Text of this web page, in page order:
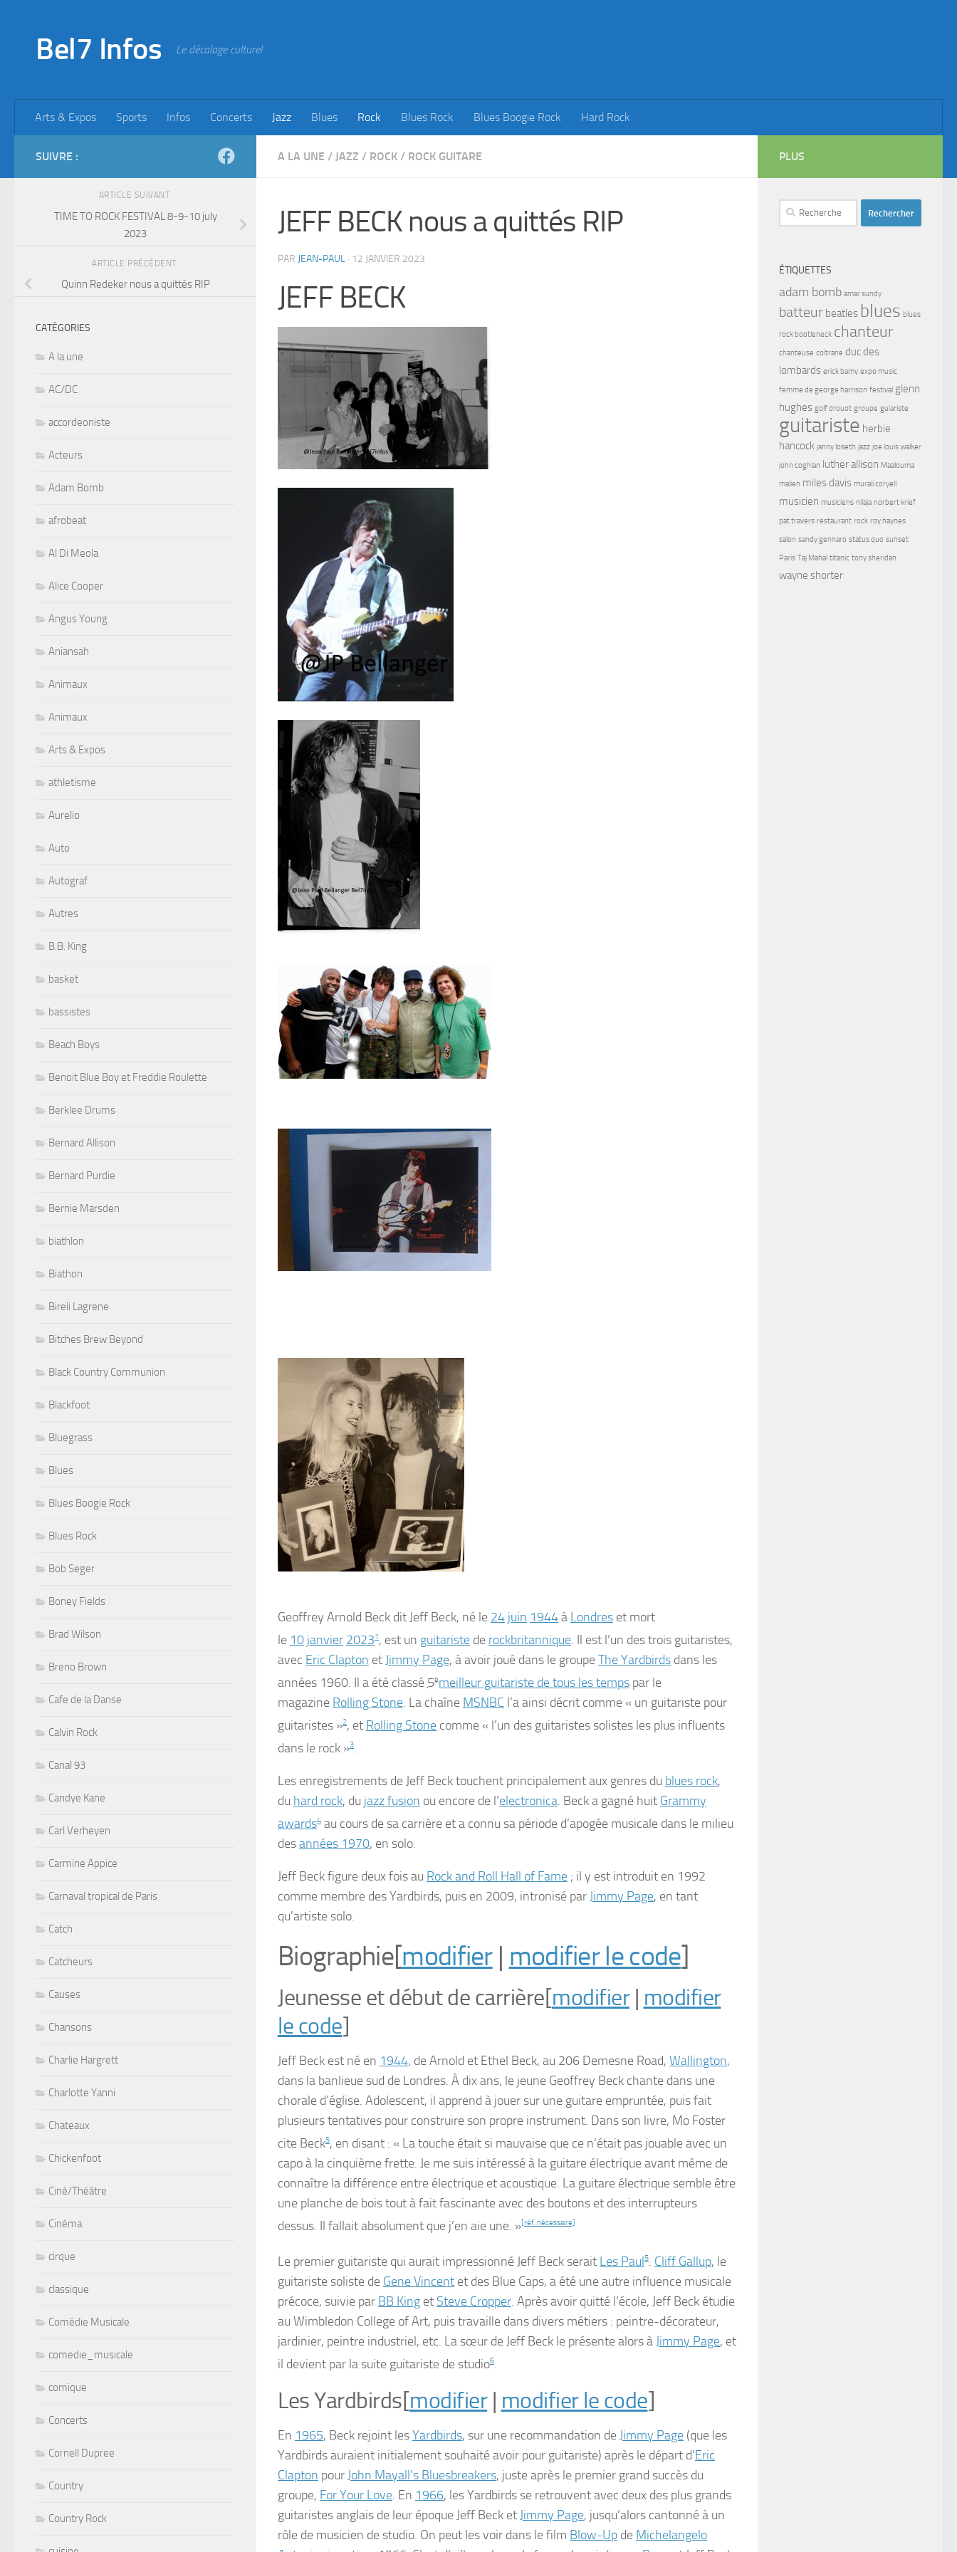
Bel7 Infos Le décalage culturel
Arts & Expos Sports Infos Concerts Jazz Blues Rock Blues Rock Blues Boogie Rock Hard Rock
A LA UNE / JAZZ / ROCK / ROCK GUITARE
JEFF BECK nous a quittés RIP
PAR JEAN-PAUL · 12 JANVIER 2023
JEFF BECK
Geoffrey Arnold Beck dit Jeff Beck, né le 24 juin 1944à Londres et mort
le 10 janvier 20231, est un guitariste de rockbritannique. Il est l’un des trois guitaristes,
avec Eric Clapton et Jimmy Page, à avoir joué dans le groupeThe Yardbirds dans les
années 1960. Il a été classé 5emeilleur guitariste de tous les temps par le
magazine Rolling Stone. La chaîne MSNBC l’a ainsi décrit comme« un guitariste pour
guitaristes »2, et Rolling Stone comme« l’un des guitaristes solistes les plus influents
dans le rock »3.
Les enregistrements de Jeff Beck touchent principalement aux genres du blues rock,
du hard rock, du jazz fusion ou encore de l’electronica. Beck a gagné huit Grammy
awards4 au cours de sa carrière et a connu sa période d’apogée musicale dans le milieu
desannées 1970, en solo.
Jeff Beck figure deux fois au Rock and Roll Hall of Fame ; il y est introduit en 1992
comme membre des Yardbirds, puis en 2009, intronisé par Jimmy Page, en tant
qu’artiste solo.
Biographie[modifier| modifier le code]
Jeunesse et début de carrière[modifier| modifier
le code]
Jeff Beck est né en 1944, de Arnold et Ethel Beck, au 206 Demesne Road, Wallington,
dans la banlieue sud de Londres. À dix ans, le jeune Geoffrey Beck chante dans une
chorale d’église. Adolescent, il apprend à jouer sur une guitare empruntée, puis fait
plusieurs tentatives pour construire son propre instrument. Dans son livre, Mo Foster
cite Beck5, en disant : « La touche était si mauvaise que ce n’était pas jouable avec un
capo à la cinquième frette. Je me suis intéressé à la guitare électrique avant même de
connaître la différence entre électrique et acoustique. La guitare électrique semble être
une planche de bois tout à fait fascinante avec des boutons et des interrupteurs
dessus. Il fallait absolument que j’en aie une. »[réf. nécessaire]
Le premier guitariste qui aurait impressionné Jeff Beck serait Les Paul5. Cliff Gallup, le
guitariste soliste de Gene Vincent et des Blue Caps, a été une autre influence musicale
précoce, suivie par BB King et Steve Cropper. Après avoir quitté l’école, Jeff Beck étudie
au Wimbledon College of Art, puis travaille dans divers métiers : peintre-décorateur,
jardinier, peintre industriel, etc. La sœur de Jeff Beck le présente alors à Jimmy Page, et
il devient par la suite guitariste de studio6.
Les Yardbirds[modifier| modifier le code]
En 1965, Beck rejoint lesYardbirds, sur une recommandation de Jimmy Page (que les
Yardbirds auraient initialement souhaité avoir pour guitariste) après le départ d’Eric
Clapton pour John Mayall’s Bluesbreakers, juste après le premier grand succès du
groupe, For Your Love. En 1966, les Yardbirds se retrouvent avec deux des plus grands
guitaristes anglais de leur époque Jeff Beck et Jimmy Page, jusqu’alors cantonné à un
rôle de musicien de studio. On peut les voir dans le film Blow-Up de Michelangelo
SUIVRE :
ARTICLE SUIVANT
TIME TO ROCK FESTIVAL 8-9-10 july
2023
ARTICLE PRÉCÉDENT
Quinn Redeker nous a quittés RIP
CATÉGORIES
A la une
AC/DC
accordeoniste
Acteurs
Adam Bomb
afrobeat
Al Di Meola
Alice Cooper
Angus Young
Aniansah
Animaux
Animaux
Arts & Expos
athletisme
Aurelio
Auto
Autograf
Autres
B.B. King
basket
bassistes
Beach Boys
Benoit Blue Boy et Freddie Roulette
Berklee Drums
Bernard Allison
Bernard Purdie
Bernie Marsden
biathlon
Biathon
Bireli Lagrene
Bitches Brew Beyond
Black Country Communion
Blackfoot
Bluegrass
Blues
Blues Boogie Rock
Blues Rock
Bob Seger
Boney Fields
Brad Wilson
Breno Brown
Cafe de la Danse
Calvin Rock
Canal 93
Candye Kane
Carl Verheyen
Carmine Appice
Carnaval tropical de Paris
Catch
Catcheurs
Causes
Chansons
Charlie Hargrett
Charlotte Yanni
Chateaux
Chickenfoot
Ciné/Théâtre
Cinéma
cirque
classique
Comédie Musicale
comedie_musicale
comique
Concerts
Cornell Dupree
Country
Country Rock
PLUS
Rechercher :
ÉTIQUETTES
adam bomb amar sundy
batteur beatles blues blues
rock bootleneck chanteur
chanteuse coltrane duc des
lombards erick bamy expo music
femme de george harrison festival glenn
hughes golf drouot groupe guiariste
guitariste herbie
hancock janny loseth jazz joe louis walker
john coghlan luther allison Maalouma
malien miles davis murali coryell
musicien musiciens nilaja norbert krief
pat travers restaurant rock roy haynes
salon sandy gennaro status quo sunset
Paris Taj Mahal titanic tony sheridan
wayne shorter